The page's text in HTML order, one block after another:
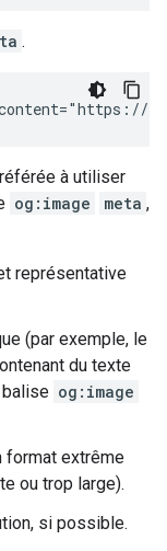
.
à utiliser
og:image meta ,
représentative
(par exemple, le
du texte
balise og:image
format extrême
ou trop large).
si possible.